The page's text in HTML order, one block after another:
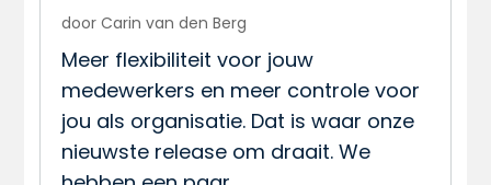
door Carin van den Berg
Meer flexibiliteit voor jouw
medewerkers en meer controle voor
jou als organisatie. Dat is waar onze
nieuwste release om draait. We